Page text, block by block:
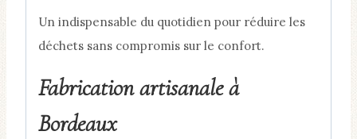
Un indispensable du quotidien pour réduire les
déchets sans compromis sur le confort.
Fabrication artisanale à
Bordeaux